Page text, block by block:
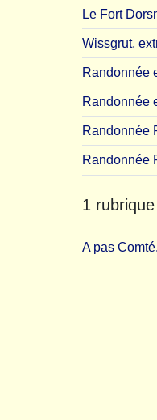
Le Fort
Wissgrut,
Randonnée
Randonnée
Randonnée
Randonnée
1 rubrique
A pas